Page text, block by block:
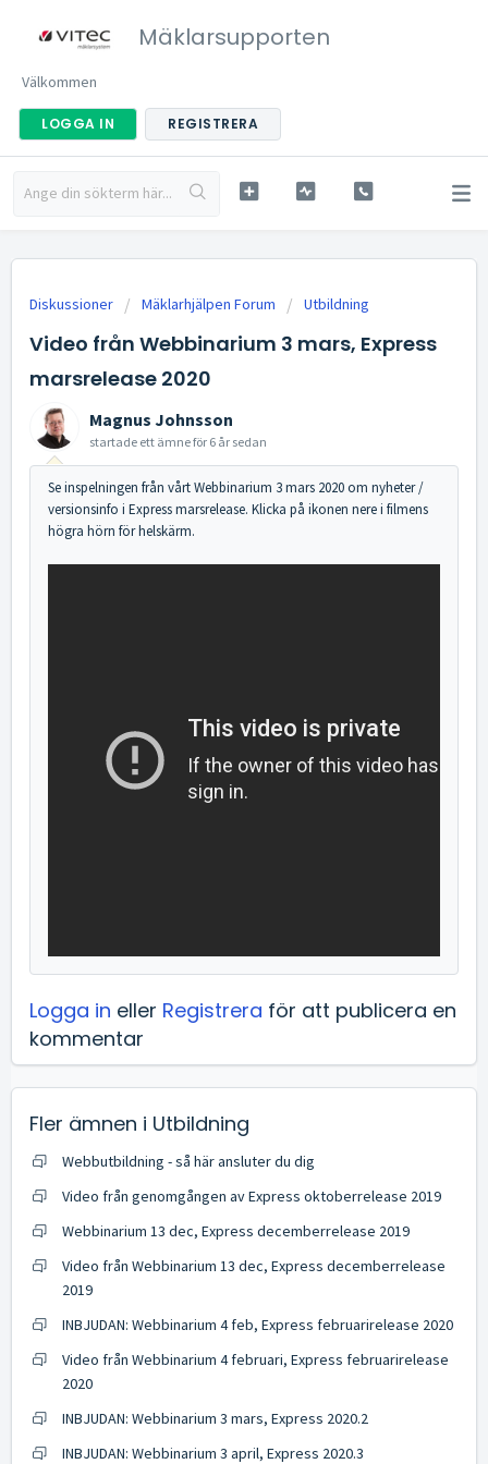
Mäklarsupporten
Välkommen
LOGGA IN REGISTRERA
Diskussioner Mäklarhjälpen Forum Utbildning
Video från Webbinarium 3 mars, Express
marsrelease 2020
Magnus Johnsson
startade ett ämneför 6 år sedan
Se inspelningen från vårt Webbinarium 3 mars 2020 om nyheter /
versionsinfo i Express marsrelease. Klicka på ikonen nere i filmens
högra hörn för helskärm.
Logga in eller Registrera för att publicera en
kommentar
Fler ämnen i Utbildning
Webbutbildning - så här ansluter du dig
Video från genomgången av Express oktoberrelease 2019
Webbinarium 13 dec, Express decemberrelease 2019
Video från Webbinarium 13 dec, Express decemberrelease
2019
INBJUDAN: Webbinarium 4 feb, Express februarirelease 2020
Video från Webbinarium 4 februari, Express februarirelease
2020
INBJUDAN: Webbinarium 3 mars, Express 2020.2
INBJUDAN: Webbinarium 3 april, Express 2020.3